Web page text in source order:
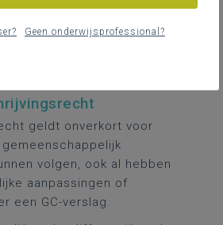
specifieke
geldt onverkort voor
volgen, ook al hebben
aanpassingen of
een GC-verslag.
Geen onderwijsprofessional?